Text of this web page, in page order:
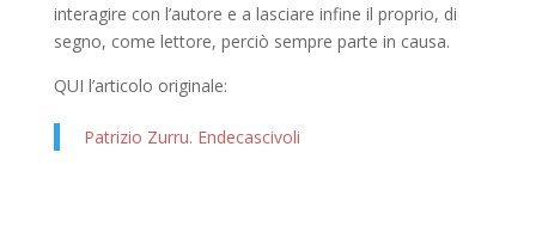
interagire con l’autore e a lasciare infine il proprio, di
segno, come lettore, perciò sempre parte in causa.
QUI l’articolo originale:
Patrizio Zurru. Endecascivoli